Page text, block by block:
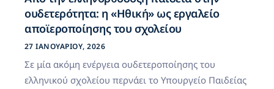
ουδετερότητα: η «Ηθική» ως εργαλείο
αποϊεροποίησης του σχολείου
27 ΙΑΝΟΥΑΡΊΟΥ, 2026
Σε μία ακόμη ενέργεια ουδετεροποίησης του
ελληνικού σχολείου περνάει το Υπουργείο Παιδείας